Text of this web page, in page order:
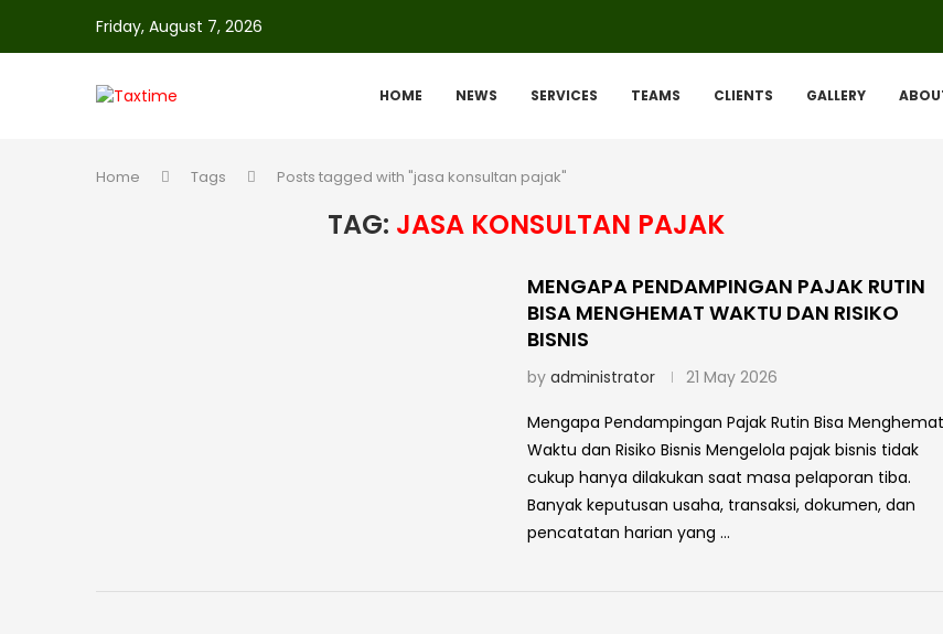
Friday, August 7, 2026
HOME NEWS SERVICES TEAMS CLIENTS GALLERY
Home Tags Posts tagged with "jasa konsultan pajak"
TAG: JASA KONSULTAN PAJAK
MENGAPA PENDAMPINGAN PAJAK RUTIN
BISA MENGHEMAT WAKTU DAN RISIKO
BISNIS
by administrator 21 May 2026
Mengapa Pendampingan Pajak Rutin Bisa Menghemat
Waktu dan Risiko Bisnis Mengelola pajak bisnis tidak
cukup hanya dilakukan saat masa pelaporan tiba.
Banyak keputusan usaha, transaksi, dokumen, dan
pencatatan harian yang …